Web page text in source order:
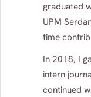
graduated
UPM
time
In 2018, I
intern
continued